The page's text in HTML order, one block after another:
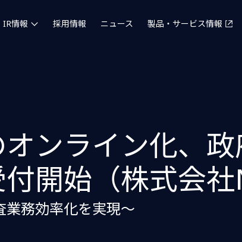
IR情報 採用情報 ニュース 製品・サービス情報
ンライン化、
開始（株式会社
務効率化を実現～